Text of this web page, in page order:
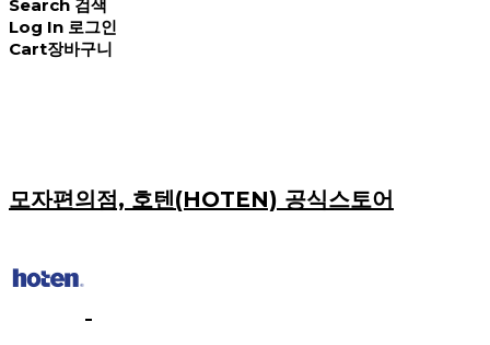
Search 검색
Log In 로그인
Cart장바구니
모자편의점, 호텐(HOTEN) 공식스토어